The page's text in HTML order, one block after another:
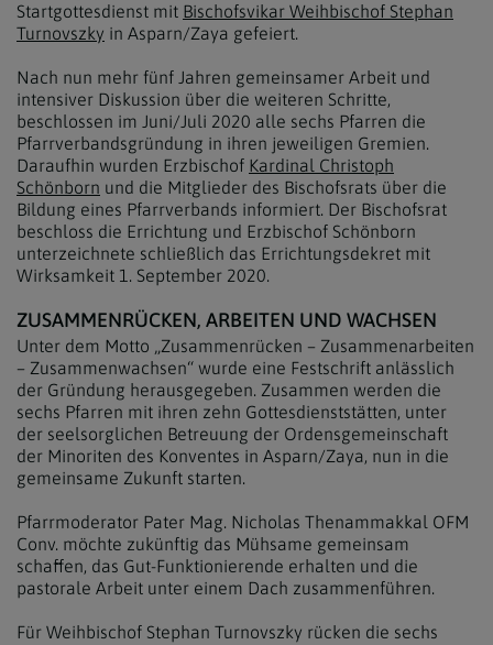
Startgottesdienst mit Bischofsvikar Weihbischof Stephan
Turnovszky in Asparn/Zaya gefeiert.
Nach nun mehr fünf Jahren gemeinsamer Arbeit und
intensiver Diskussion über die weiteren Schritte,
beschlossen im Juni/Juli 2020 alle sechs Pfarren die
Pfarrverbandsgründung in ihren jeweiligen Gremien.
Daraufhin wurden Erzbischof Kardinal Christoph
Schönborn und die Mitglieder des Bischofsrats über die
Bildung eines Pfarrverbands informiert. Der Bischofsrat
beschloss die Errichtung und Erzbischof Schönborn
unterzeichnete schließlich das Errichtungsdekret mit
Wirksamkeit 1. September 2020.
ZUSAMMENRÜCKEN, ARBEITEN UND WACHSEN
Unter dem Motto „Zusammenrücken – Zusammenarbeiten
– Zusammenwachsen“ wurde eine Festschrift anlässlich
der Gründung herausgegeben. Zusammen werden die
sechs Pfarren mit ihren zehn Gottesdienststätten, unter
der seelsorglichen Betreuung der Ordensgemeinschaft
der Minoriten des Konventes in Asparn/Zaya, nun in die
gemeinsame Zukunft starten.
Pfarrmoderator Pater Mag. Nicholas Thenammakkal OFM
Conv. möchte zukünftig das Mühsame gemeinsam
schaffen, das Gut-Funktionierende erhalten und die
pastorale Arbeit unter einem Dach zusammenführen.
Für Weihbischof Stephan Turnovszky rücken die sechs